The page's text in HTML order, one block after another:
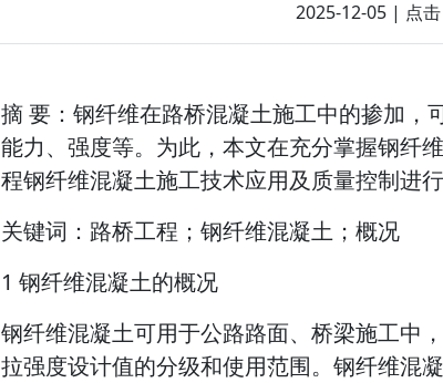
2025-12-05 | 点击
摘 要：钢纤维在路桥混凝土施工中的掺加，
能力、强度等。为此，本文在充分掌握钢纤
程钢纤维混凝土施工技术应用及质量控制进行
关键词：路桥工程；钢纤维混凝土；概况
1 钢纤维混凝土的概况
钢纤维混凝土可用于公路路面、桥梁施工中
拉强度设计值的分级和使用范围。钢纤维混